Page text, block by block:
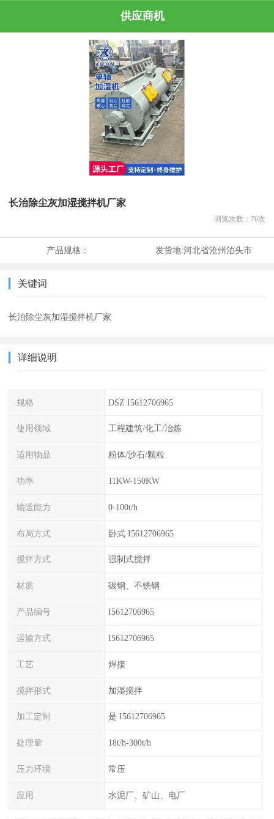
供应商机
长治除尘灰加湿搅拌机厂家
浏览次数： 76次
产品规格： 发货地:河北省沧州泊头市
关键词
长治除尘灰加湿搅拌机厂家
详细说明
规格 DSZ I5612706965
使用领域 工程建筑/化工/冶炼
适用物品 粉体/沙石/颗粒
功率 11KW-150KW
输送能力 0-100t/h
布局方式 卧式 I5612706965
搅拌方式 强制式搅拌
材质 碳钢、不锈钢
产品编号 I5612706965
运输方式 I5612706965
工艺 焊接
搅拌形式 加湿搅拌
加工定制 是 I5612706965
处理量 18t/h-300t/h
压力环境 常压
应用 水泥厂、矿山、电厂